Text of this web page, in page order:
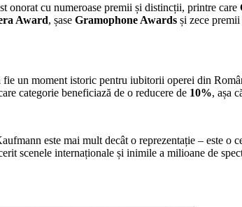
onorat cu numeroase premii și distincții, printre care
Award, șase Gramophone Awards și zece premii
un moment istoric pentru iubitorii operei din
categorie beneficiază de o reducere de 10%, așa
este mai mult decât o reprezentație – este
scenele internaționale și inimile a milioane de